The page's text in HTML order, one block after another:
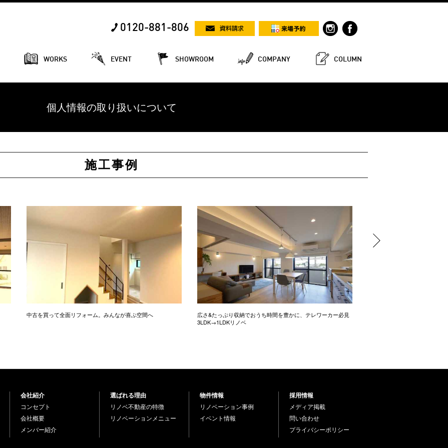
0120-881-806
WORKS EVENT SHOWROOM COMPANY COLUMN
個人情報の取り扱いについて
施工事例
中古を買って全面リフォーム。みんなが喜ぶ空間へ
広さ&たっぷり収納でおうち時間を豊かに、テレワーカー必見
3LDK→1LDKリノベ
会社紹介
コンセプト
会社概要
メンバー紹介
選ばれる理由
リノベ不動産の特徴
リノベーションメニュー
物件情報
リノベーション事例
イベント情報
採用情報
メディア掲載
問い合わせ
プライバシーポリシー